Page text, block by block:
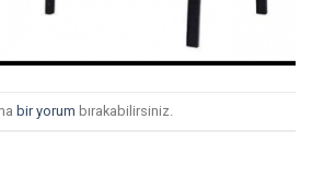
bir yorum bırakabilirsiniz.